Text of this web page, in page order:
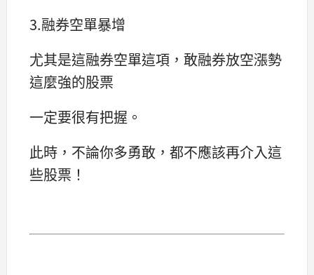
3.融券空單暴增
尤其是這融券空單這項，敢融券放空漲勢
這麼強的股票
一定要很有把握。
此時，不論你多勇敢，都不應該再介入這
些股票！